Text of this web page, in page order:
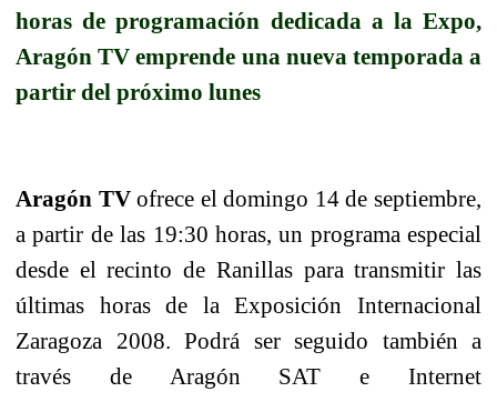
horas de programación dedicada a la Expo,
Aragón TV emprende una nueva temporada a
partir del próximo lunes
Aragón TVofrece el domingo 14 de septiembre,
a partir de las 19:30 horas, un programa especial
desde el recinto de Ranillas para transmitir las
últimas horas de la Exposición Internacional
Zaragoza 2008. Podrá ser seguido también a
través de Aragón SAT e Internet